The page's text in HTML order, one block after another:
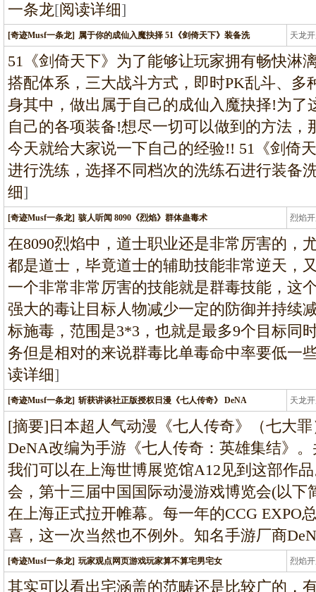
一条龙[阅读详细]
[奇迹Musf一条龙] 属于你的成仙入魔抉择 51《剑倚天下》装备洗 天龙
龙
51《剑倚天下》为了能够让玩家拥有畅快淋
搭配体系，三大战斗方式，即时PK乱斗、多
身其中，做出属于自己的成仙入魔抉择!为了
自己的各项装备!想尽一切可以做到的方法，
今天就给大家说一下自己的经验!! 51《剑倚
进行洗练，选择不同档次的洗练石进行装备
细]
[奇迹Musf一条龙] 骇人听闻 8090《烈焰》群体蛊毒术 烈焰
龙
在8090烈焰中，道士职业还是非常厉害的，
都是道士，毕竟道士的辅助技能非常逆天，
一个非常非常厉害的技能就是群毒技能，这
强大的毒让目标人物减少一定的防御并持续
标施毒，范围是3*3，也就是最多9个目标同
务但是相对的来说群毒比单毒命中率要低一
读详细]
[奇迹Musf一条龙] 斩获讲谈社正版授权日漫《七人传奇》 DeNA 天龙
龙
[摘要]日本超人气动漫《七人传奇》（七大
DeNA改编为手游《七人传奇：英雄集结》
我们可以在上海世博展览馆A12见到这部作
会，第十三届中国国际动漫游戏博览会(以下
在上海正式拉开帷幕。每一年的CCG EXPO
喜，这一次当然也不例外。知名手游厂商
[奇迹Musf一条龙] 玩家观点网页游戏玩家算不算宅男宅女 烈焰
龙
其实可以看出宅涵盖的范畴还是比较广的，